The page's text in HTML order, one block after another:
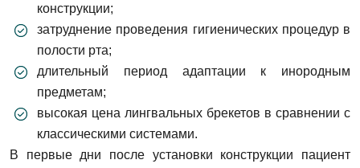
конструкции;
затруднение проведения гигиенических процедур в
полости рта;
длительный период адаптации к инородным
предметам;
высокая цена лингвальных брекетов в сравнении с
классическими системами.
В первые дни после установки конструкции пациент